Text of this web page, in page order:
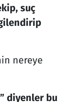
suç
nereye
diyenler bu